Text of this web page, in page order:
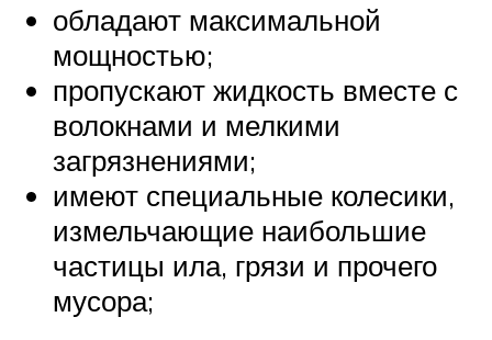
обладают максимальной
мощностью;
пропускают жидкость вместе с
волокнами и мелкими
загрязнениями;
имеют специальные колесики,
измельчающие наибольшие
частицы ила, грязи и прочего
мусора;